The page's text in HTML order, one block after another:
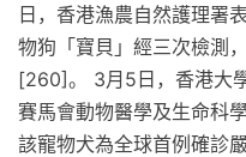
日，香港漁農自然護理署
物狗「寶貝」經三次檢測
[260]。 3月5日，香港大
賽馬會動物醫學及生命科
該寵物犬為全球首例確診